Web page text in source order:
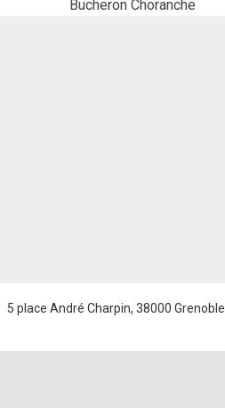
Bucheron Choranche
5 place André Charpin, 38000 Grenoble